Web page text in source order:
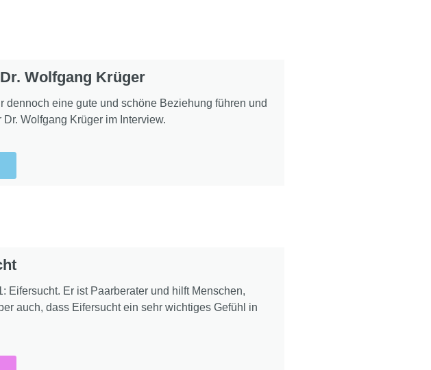
Wolfgang Krüger
eine gute und schöne Beziehung führen und
Wolfgang Krüger im Interview.
Eifersucht. Er ist Paarberater und hilft Menschen,
auch, dass Eifersucht ein sehr wichtiges Gefühl in